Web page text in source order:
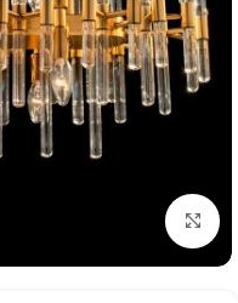
بزرگنمایی تصویر